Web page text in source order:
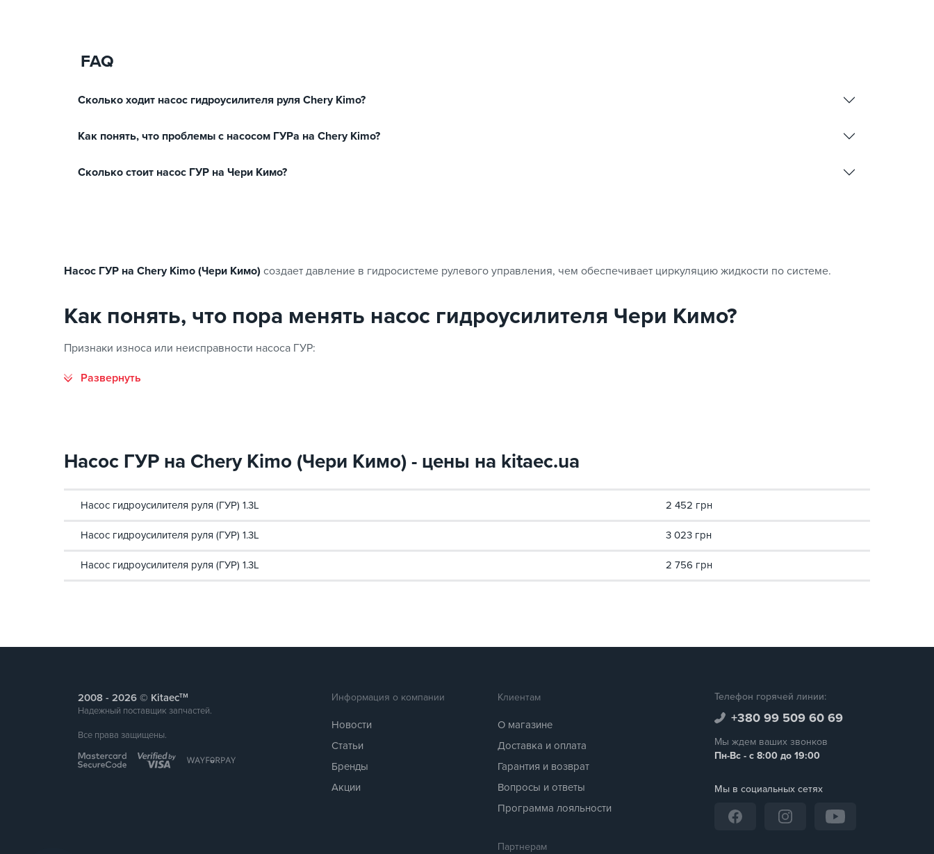
FAQ
Сколько ходит насос гидроусилителя руля Chery Kimo?
Как понять, что проблемы с насосом ГУРа на Chery Kimo?
Сколько стоит насос ГУР на Чери Кимо?
Насос ГУР на Chery Kimo (Чери Кимо) создает давление в гидросистеме рулевого управления, чем обеспечивает циркуляцию жидкости по системе.
Как понять, что пора менять насос гидроусилителя Чери Кимо?
Признаки износа или неисправности насоса ГУР:
Насос ГУР на Chery Kimo (Чери Кимо) - цены на kitaec.ua
Насос гидроусилителя руля (ГУР) 1.3L 2 452 грн
Насос гидроусилителя руля (ГУР) 1.3L 3 023 грн
Насос гидроусилителя руля (ГУР) 1.3L 2 756 грн
Информация о компании
Новости
Статьи
Бренды
Акции
Клиентам
О магазине
Доставка и оплата
Гарантия и возврат
Вопросы и ответы
Программа лояльности
Партнерам
Телефон горячей линии:
+380 99 509 60 69
Мы ждем ваших звонков
Пн-Вс - с 8:00 до 19:00
Мы в социальных сетях
2008 - © Kitaecтм
Надежный поставщик запчастей.
Все права защищены.